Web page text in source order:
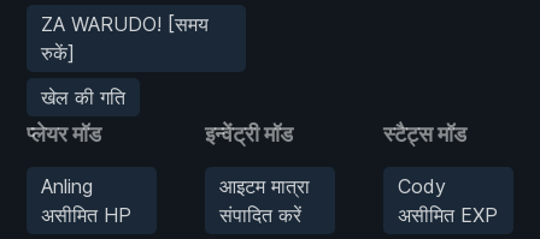
ZA WARUDO! [समय
रुकें]
खेल की गति
प्लेयर मॉड
Anling
असीमित HP
इन्वेंट्री मॉड
आइटम मात्रा
संपादित करें
स्टैट्स मॉड
Cody
असीमित EXP